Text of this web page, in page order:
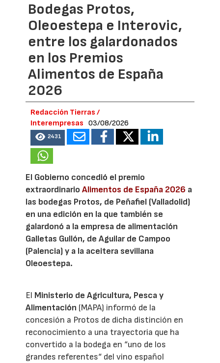
Bodegas Protos,
Oleoestepa e Interovic,
entre los galardonados
en los Premios
Alimentos de España
2026
Redacción Tierras /
Interempresas
03/08/2026
2431
El Gobierno concedió el premio
extraordinarioAlimentos de España 2026 a
las bodegas Protos, de Peñafiel (Valladolid)
en una edición en la que también se
galardonó a la empresa de alimentación
Galletas Gullón, de Aguilar de Campoo
(Palencia) y a la aceitera sevillana
Oleoestepa.
El Ministerio de Agricultura, Pesca y
Alimentación (MAPA) informó de la
concesión a Protos de dicha distinción en
reconocimiento a una trayectoria que ha
convertido a la bodega en “uno de los
grandes referentes“ del vino español